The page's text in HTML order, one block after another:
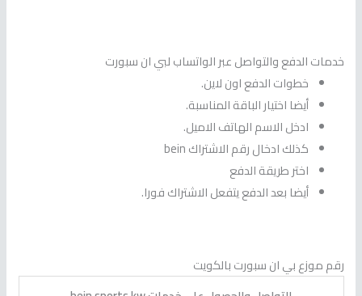
خدمات الدفع والتواصل عبر الواتساب لبي ان سبورت
خطوات الدفع اون لاين.
أيضا اختيار الباقة المناسبة.
ادخل الاسم الهاتف الاميل.
كذلك ادخال رقم الاشتراك bein
اختر طريقة الدفع
أيضا بعد الدفع يتفعل الاشتراك فورا.
رقم موزع بي ان سبورت بالكويت